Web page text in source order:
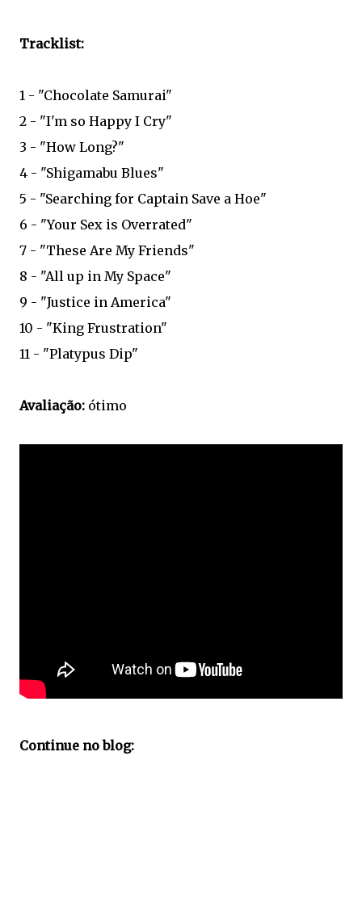
Tracklist:
1 - "Chocolate Samurai"
2 - "I'm so Happy I Cry"
3 - "How Long?"
4 - "Shigamabu Blues"
5 - "Searching for Captain Save a Hoe"
6 - "Your Sex is Overrated"
7 - "These Are My Friends"
8 - "All up in My Space"
9 - "Justice in America"
10 - "King Frustration"
11 - "Platypus Dip"
Avaliação: ótimo
Continue no blog: